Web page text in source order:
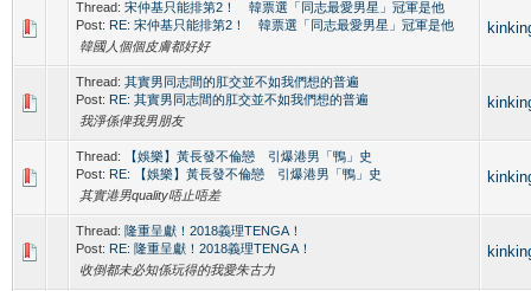
Thread: 宋仲基只能排第2！ 韓票選「同志最愛男星」冠軍是他
Post: RE: 宋仲基只能排第2！ 韓票選「同志最愛男星」冠軍是他
韓國人個個皮膚都好好
Thread: 其實男同志間的肛交並不如我們想的普遍
Post: RE: 其實男同志間的肛交並不如我們想的普遍
我淨係俾我男朋友
Thread:
【娛樂】黃長發不倫戀 引爆港男「鴨」史
Post: RE: 【娛樂】黃長發不倫戀 引爆港男「鴨」史
其實港男quality唔止唔差
Thread: 隆重呈獻！2018義理TENGA！
Post: RE: 隆重呈獻！2018義理TENGA！
收倒都未必知係玩得的我愛朱古力